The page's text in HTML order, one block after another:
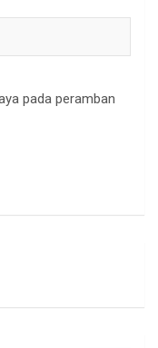
pada peramban